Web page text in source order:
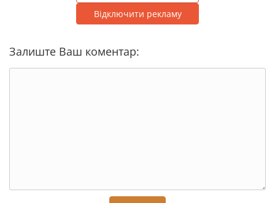
Відключити рекламу
Залиште Ваш коментар: